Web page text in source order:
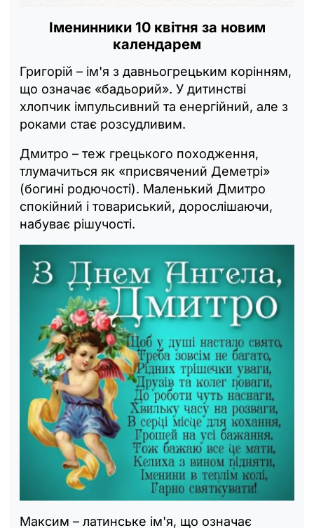
Іменинники 10 квітня за новим
календарем
Григорій – ім'я з давньогрецьким корінням,
що означає «бадьорий». У дитинстві
хлопчик імпульсивний та енергійний, але з
роками стає розсудливим.
Дмитро – теж грецького походження,
тлумачиться як «присвячений Деметрі»
(богині родючості). Маленький Дмитро
спокійний і товариський, дорослішаючи,
набуває рішучості.
Максим – латинське ім'я, що означає